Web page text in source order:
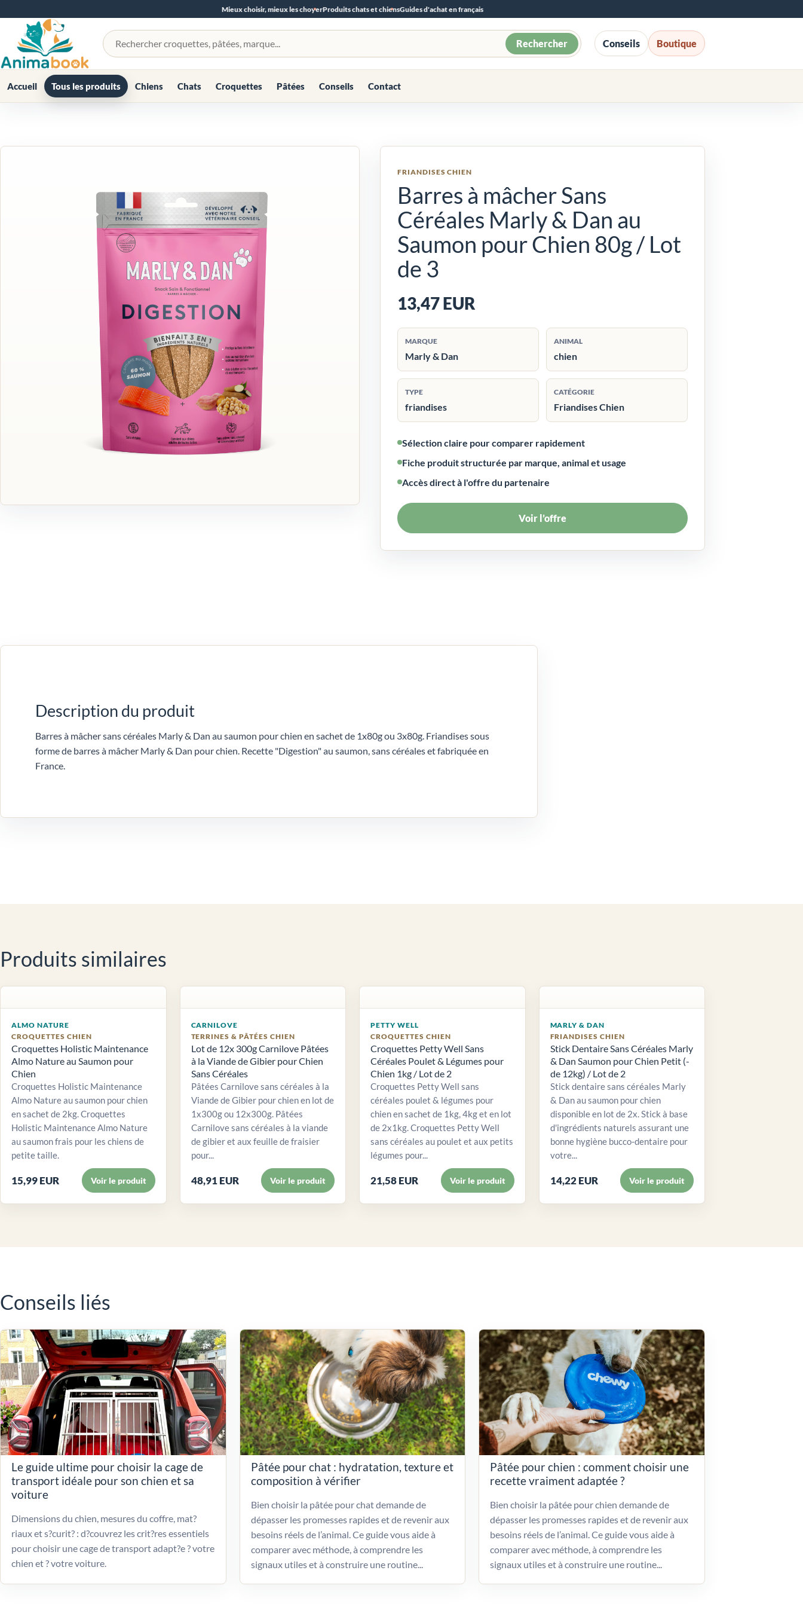
Mieux choisir, mieux les choyerProduits chats et chiensGuides d'achat en français
Rechercher un produit Rechercher Conseils Boutique
Accueil Tous les produits Chiens Chats Croquettes Pâtées Conseils Contact
FRIANDISES CHIEN
Barres à mâcher Sans
Céréales Marly & Dan au
Saumon pour Chien 80g / Lot
de 3
13,47 EUR
MARQUE
Marly & Dan
ANIMAL
chien
TYPE
friandises
CATÉGORIE
Friandises Chien
Sélection claire pour comparer rapidement
Fiche produit structurée par marque, animal et usage
Accès direct à l'offre du partenaire
Voir l’offre
Description du produit
Barres à mâcher sans céréales Marly & Dan au saumon pour chien en sachet de 1x80g ou 3x80g. Friandises sous
forme de barres à mâcher Marly & Dan pour chien. Recette "Digestion" au saumon, sans céréales et fabriquée en
France.
Produits similaires
ALMO NATURE
CROQUETTES CHIEN
Croquettes Holistic Maintenance
Almo Nature au Saumon pour
Chien
Croquettes Holistic Maintenance
Almo Nature au saumon pour chien
en sachet de 2kg. Croquettes
Holistic Maintenance Almo Nature
au saumon frais pour les chiens de
petite taille.
15,99 EUR Voir le produit
CARNILOVE
TERRINES & PÂTÉES CHIEN
Lot de 12x 300g Carnilove Pâtées
à la Viande de Gibier pour Chien
Sans Céréales
Pâtées Carnilove sans céréales à la
Viande de Gibier pour chien en lot de
1x300g ou 12x300g. Pâtées
Carnilove sans céréales à la viande
de gibier et aux feuille de fraisier
pour...
48,91 EUR Voir le produit
PETTY WELL
CROQUETTES CHIEN
Croquettes Petty Well Sans
Céréales Poulet & Légumes pour
Chien 1kg / Lot de 2
Croquettes Petty Well sans
céréales poulet & légumes pour
chien en sachet de 1kg, 4kg et en lot
de 2x1kg. Croquettes Petty Well
sans céréales au poulet et aux petits
légumes pour...
21,58 EUR Voir le produit
MARLY & DAN
FRIANDISES CHIEN
Stick Dentaire Sans Céréales Marly
& Dan Saumon pour Chien Petit (-
de 12kg) / Lot de 2
Stick dentaire sans céréales Marly
& Dan au saumon pour chien
disponible en lot de 2x. Stick à base
d'ingrédients naturels assurant une
bonne hygiène bucco-dentaire pour
votre...
14,22 EUR Voir le produit
Conseils liés
Le guide ultime pour choisir la cage de
transport idéale pour son chien et sa
voiture
Dimensions du chien, mesures du coffre, mat?
riaux et s?curit? : d?couvrez les crit?res essentiels
pour choisir une cage de transport adapt?e ? votre
chien et ? votre voiture.
Pâtée pour chat : hydratation, texture et
composition à vérifier
Bien choisir la pâtée pour chat demande de
dépasser les promesses rapides et de revenir aux
besoins réels de l’animal. Ce guide vous aide à
comparer avec méthode, à comprendre les
signaux utiles et à construire une routine...
Pâtée pour chien : comment choisir une
recette vraiment adaptée ?
Bien choisir la pâtée pour chien demande de
dépasser les promesses rapides et de revenir aux
besoins réels de l’animal. Ce guide vous aide à
comparer avec méthode, à comprendre les
signaux utiles et à construire une routine...